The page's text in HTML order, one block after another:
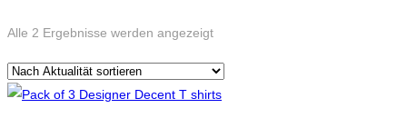
Alle 2 Ergebnisse werden angezeigtNach